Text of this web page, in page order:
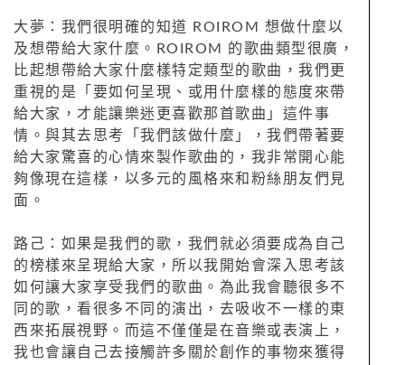
大夢：我們很明確的知道 ROIROM 想做什麼以
及想帶給大家什麼。ROIROM 的歌曲類型很廣，
比起想帶給大家什麼樣特定類型的歌曲，我們更
重視的是「要如何呈現、或用什麼樣的態度來帶
給大家，才能讓樂迷更喜歡那首歌曲」這件事
情。與其去思考「我們該做什麼」，我們帶著要
給大家驚喜的心情來製作歌曲的，我非常開心能
夠像現在這樣，以多元的風格來和粉絲朋友們見
面。
路己：如果是我們的歌，我們就必須要成為自己
的榜樣來呈現給大家，所以我開始會深入思考該
如何讓大家享受我們的歌曲。為此我會聽很多不
同的歌，看很多不同的演出，去吸收不一樣的東
西來拓展視野。而這不僅僅是在音樂或表演上，
我也會讓自己去接觸許多關於創作的事物來獲得